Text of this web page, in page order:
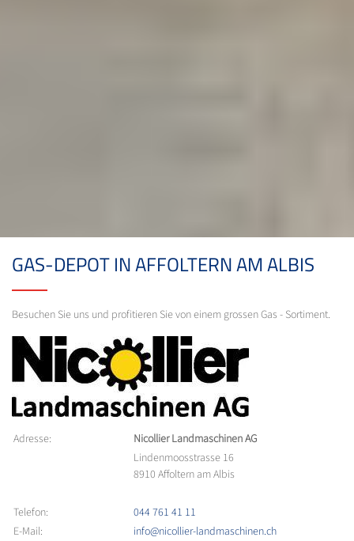
GAS-DEPOT IN AFFOLTERN AM ALBIS
Besuchen Sie uns und profitieren Sie von einem grossen Gas - Sortiment.
Adresse:
Nicollier Landmaschinen AG
Lindenmoosstrasse 16
8910 Affoltern am Albis
Telefon:
044 761 41 11
E-Mail:
info@nicollier-landmaschinen.ch